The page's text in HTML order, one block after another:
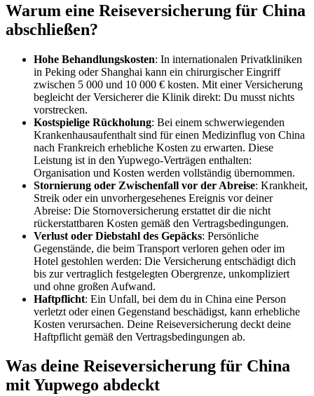
Warum eine Reiseversicherung für China
abschließen?
Hohe Behandlungskosten: In internationalen Privatkliniken
in Peking oder Shanghai kann ein chirurgischer Eingriff
zwischen 5 000 und 10 000 € kosten. Mit einer Versicherung
begleicht der Versicherer die Klinik direkt: Du musst nichts
vorstrecken.
Kostspielige Rückholung: Bei einem schwerwiegenden
Krankenhausaufenthalt sind für einen Medizinflug von China
nach Frankreich erhebliche Kosten zu erwarten. Diese
Leistung ist in den Yupwego-Verträgen enthalten:
Organisation und Kosten werden vollständig übernommen.
Stornierung oder Zwischenfall vor der Abreise: Krankheit,
Streik oder ein unvorhergesehenes Ereignis vor deiner
Abreise: Die Stornoversicherung erstattet dir die nicht
rückerstattbaren Kosten gemäß den Vertragsbedingungen.
Verlust oder Diebstahl des Gepäcks: Persönliche
Gegenstände, die beim Transport verloren gehen oder im
Hotel gestohlen werden: Die Versicherung entschädigt dich
bis zur vertraglich festgelegten Obergrenze, unkompliziert
und ohne großen Aufwand.
Haftpflicht: Ein Unfall, bei dem du in China eine Person
verletzt oder einen Gegenstand beschädigst, kann erhebliche
Kosten verursachen. Deine Reiseversicherung deckt deine
Haftpflicht gemäß den Vertragsbedingungen ab.
Was deine Reiseversicherung für China
mit Yupwego abdeckt